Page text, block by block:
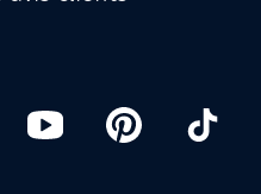
Youtube Pinterest